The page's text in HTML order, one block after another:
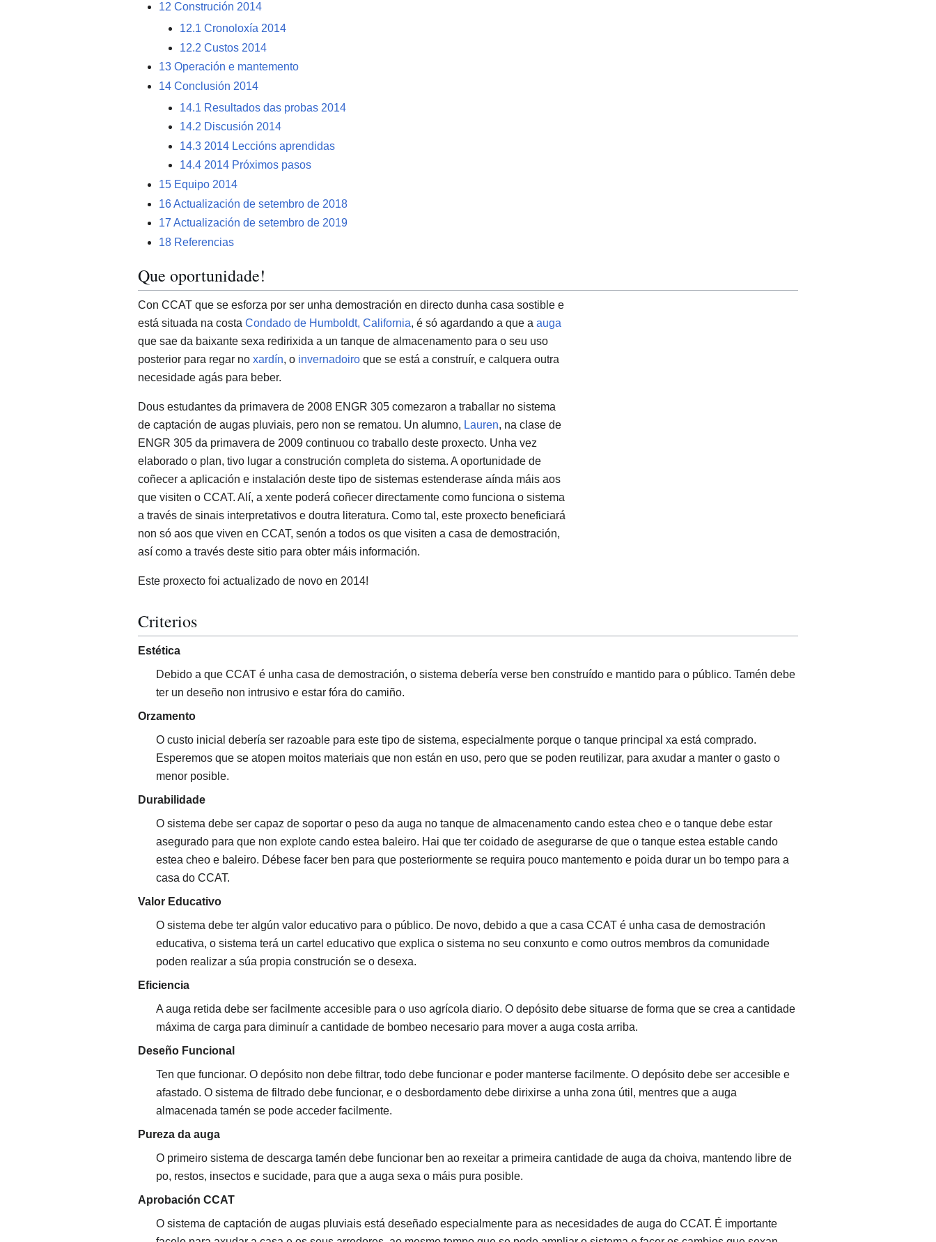
12 Construción 2014
12.1 Cronoloxía 2014
12.2 Custos 2014
13 Operación e mantemento
14 Conclusión 2014
14.1 Resultados das probas 2014
14.2 Discusión 2014
14.3 2014 Leccións aprendidas
14.4 2014 Próximos pasos
15 Equipo 2014
16Actualización de setembro de 2018
17 Actualización de setembro de 2019
18 Referencias
Que oportunidade!
Con CCAT que se esforza por ser unha demostración en directo dunha casa sostible e
está situada na costa Condado de Humboldt, California, é só agardando a que a auga
que sae da baixante sexa redirixida a un tanque de almacenamento para o seu uso
posterior para regar no xardín, o invernadoiro que se está a construír, e calquera outra
necesidade agás para beber.
Dous estudantes da primavera de 2008 ENGR 305 comezaron a traballar no sistema
de captación de augas pluviais, pero non se rematou. Un alumno, Lauren, na clase de
ENGR 305 da primavera de 2009 continuou co traballo deste proxecto. Unha vez
elaborado o plan, tivo lugar a construción completa do sistema. A oportunidade de
coñecer a aplicación e instalación deste tipo de sistemas estenderase aínda máis aos
que visiten o CCAT. Alí, a xente poderá coñecer directamente como funciona o sistema
a través de sinais interpretativos e doutra literatura. Como tal, este proxecto beneficiará
non só aos que viven en CCAT, senón a todos os que visiten a casa de demostración,
así como a través deste sitio para obter máis información.
Este proxecto foi actualizado de novo en 2014!
Criterios
Estética
Debido a que CCAT é unha casa de demostración, o sistema debería verse ben construído e mantido para o público. Tamén debe
ter un deseño non intrusivo e estar fóra do camiño.
Orzamento
O custo inicial debería ser razoable para este tipo de sistema, especialmente porque o tanque principal xa está comprado.
Esperemos que se atopen moitos materiais que non están en uso, pero que se poden reutilizar, para axudar a manter o gasto o
menor posible.
Durabilidade
O sistema debe ser capaz de soportar o peso da auga no tanque de almacenamento cando estea cheo e o tanque debe estar
asegurado para que non explote cando estea baleiro. Hai que ter coidado de asegurarse de que o tanque estea estable cando
estea cheo e baleiro. Débese facer ben para que posteriormente se requira pouco mantemento e poida durar un bo tempo para a
casa do CCAT.
Valor Educativo
O sistema debe ter algún valor educativo para o público. De novo, debido a que a casa CCAT é unha casa de demostración
educativa, o sistema terá un cartel educativo que explica o sistema no seu conxunto e como outros membros da comunidade
poden realizar a súa propia construción se o desexa.
Eficiencia
A auga retida debe ser facilmente accesible para o uso agrícola diario. O depósito debe situarse de forma que se crea a cantidade
máxima de carga para diminuír a cantidade de bombeo necesario para mover a auga costa arriba.
Deseño Funcional
Ten que funcionar. O depósito non debe filtrar, todo debe funcionar e poder manterse facilmente. O depósito debe ser accesible e
afastado. O sistema de filtrado debe funcionar, e o desbordamento debe dirixirse a unha zona útil, mentres que a auga
almacenada tamén se pode acceder facilmente.
Pureza da auga
O primeiro sistema de descarga tamén debe funcionar ben ao rexeitar a primeira cantidade de auga da choiva, mantendo libre de
po, restos, insectos e sucidade, para que a auga sexa o máis pura posible.
Aprobación CCAT
O sistema de captación de augas pluviais está deseñado especialmente para as necesidades de auga do CCAT. É importante